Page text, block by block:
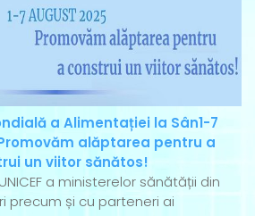
a Alimentației la Sân1-7
alăptarea pentru a
un viitor sănătos!
a ministerelor sănătății din
precum și cu parteneri ai